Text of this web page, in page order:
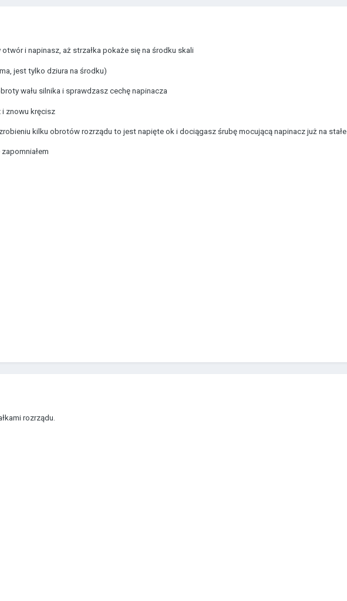
i napinasz, aż strzałka pokaże się na środku skali
jest tylko dziura na środku)
wału silnika i sprawdzasz cechę napinacza
znowu kręcisz
kilku obrotów rozrządu to jest napięte ok i dociągasz śrubę mocującą napinacz już na stałe
rozrządu.